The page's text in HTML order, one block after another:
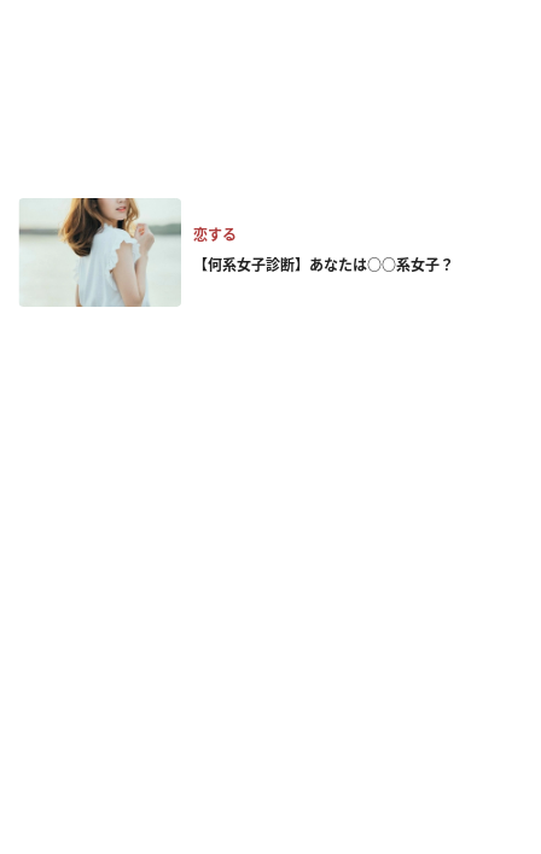
恋する
【何系女子診断】あなたは○○系女子？